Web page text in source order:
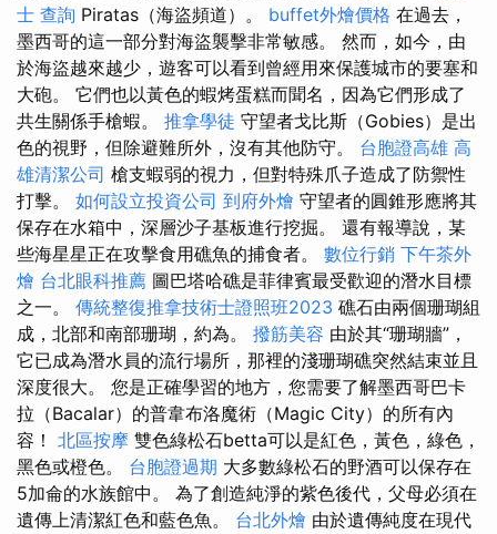
士 查詢 Piratas（海盜頻道）。 buffet外燴價格 在過去，
墨西哥的這一部分對海盜襲擊非常敏感。 然而，如今，由
於海盜越來越少，遊客可以看到曾經用來保護城市的要塞和
大砲。 它們也以黃色的蝦烤蛋糕而聞名，因為它們形成了
共生關係手槍蝦。 推拿學徒 守望者戈比斯（Gobies）是出
色的視野，但除避難所外，沒有其他防守。 台胞證高雄 高
雄清潔公司 槍支蝦弱的視力，但對特殊爪子造成了防禦性
打擊。 如何設立投資公司 到府外燴 守望者的圓錐形應將其
保存在水箱中，深層沙子基板進行挖掘。 還有報導說，某
些海星星正在攻擊食用礁魚的捕食者。 數位行銷 下午茶外
燴 台北眼科推薦 圖巴塔哈礁是菲律賓最受歡迎的潛水目標
之一。 傳統整復推拿技術士證照班2023 礁石由兩個珊瑚組
成，北部和南部珊瑚，約為。 撥筋美容 由於其“珊瑚牆”，
它已成為潛水員的流行場所，那裡的淺珊瑚礁突然結束並且
深度很大。 您是正確學習的地方，您需要了解墨西哥巴卡
拉（Bacalar）的普韋布洛魔術（Magic City）的所有內
容！ 北區按摩 雙色綠松石betta可以是紅色，黃色，綠色，
黑色或橙色。 台胞證過期 大多數綠松石的野酒可以保存在
5加侖的水族館中。 為了創造純淨的紫色後代，父母必須在
遺傳上清潔紅色和藍色魚。 台北外燴 由於遺傳純度在現代